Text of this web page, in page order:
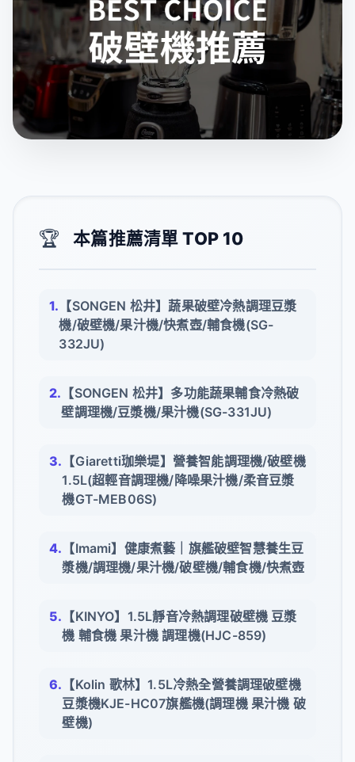
🏆 本篇推薦清單 TOP 10
【SONGEN 松井】蔬果破壁冷熱調理豆漿
機/破壁機/果汁機/快煮壺/輔食機(SG-
332JU)
【SONGEN 松井】多功能蔬果輔食冷熱破
壁調理機/豆漿機/果汁機(SG-331JU)
【Giaretti珈樂堤】營養智能調理機/破壁機
1.5L(超輕音調理機/降噪果汁機/柔音豆漿
機GT-MEB06S)
【Imami】健康煮藝｜旗艦破壁智慧養生豆
漿機/調理機/果汁機/破壁機/輔食機/快煮壺
【KINYO】1.5L靜音冷熱調理破壁機 豆漿
機 輔食機 果汁機 調理機(HJC-859)
【Kolin 歌林】1.5L冷熱全營養調理破壁機
豆漿機KJE-HC07旗艦機(調理機 果汁機 破
壁機)